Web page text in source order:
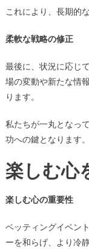
これにより、長期的
柔軟な戦略の修正
最後に、状況に応じ
場の変動や新たな情
ります。
私たちが一丸となっ
功への鍵となります。
楽しむ心
楽しむ心の重要性
ベッティングイベン
ーを和らげ、より冷